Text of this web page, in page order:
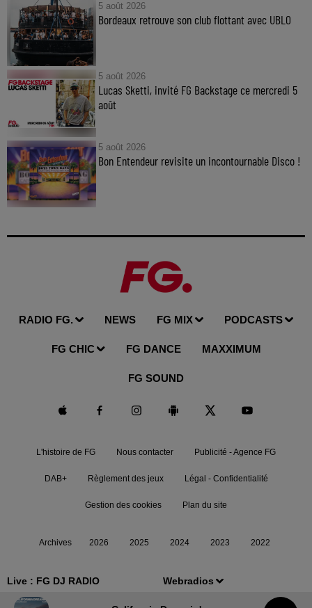
Live : FG DJ RADIO Webradios
5 août 2026
Bordeaux retrouve son club flottant avec UBLO
5 août 2026
Lucas Sketti, invité FG Backstage ce mercredi 5
août
5 août 2026
Bon Entendeur revisite un incontournable Disco !
RADIO FG. NEWS FG MIX PODCASTS
FG CHIC FG DANCE MAXXIMUM
FG SOUND
L'histoire de FG Nous contacter Publicité - Agence FG
DAB+ Règlement des jeux Légal - Confidentialité
Gestion des cookies Plan du site
Archives 2026 2025 2024 2023 2022